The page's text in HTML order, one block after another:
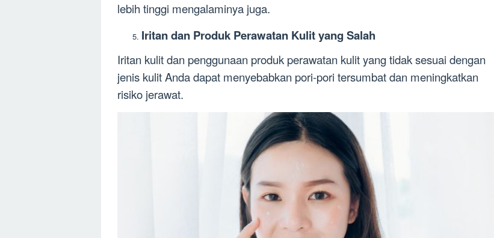
lebih tinggi mengalaminya juga.
Iritan dan Produk Perawatan Kulit yang Salah
Iritan kulit dan penggunaan produk perawatan kulit yang tidak sesuai dengan
jenis kulit Anda dapat menyebabkan pori-pori tersumbat dan meningkatkan
risiko jerawat.